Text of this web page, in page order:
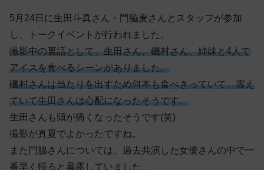
5月24日に生田斗真さん・門脇麦さんとスタッフが参加
し、トークイベントが行われました。
撮影中の裏話として、生田さん、磯村さん、姉妹と4人で
アイスを食べるシーンがありました。
磯村さんは当たりを出すため何本も食べきっていて、震え
ていて生田さんは心配になったそうです。
生田さんも頭が痛くなったそうです(笑)
撮影が真夏でよかったですね。
また門脇さんについては、過去共演した女優さんの中で一
番早く帰ると暴露していました。